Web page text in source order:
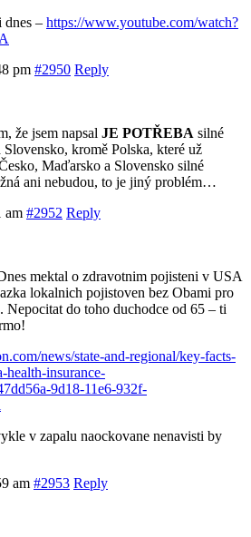
– https://www.youtube.com/watch?
pm #2950 Reply
že jsem napsal JE POTŘEBA silné
kromě Polska, které už
Maďarsko a Slovensko silné
ani nebudou, to je jiný problém…
am #2952 Reply
mektal o zdravotnim pojisteni v USA
lokalnich pojistoven bez Obami pro
do toho duchodce od 65 – ti
news/state-and-regional/key-facts-
health-insurance-
9d18-11e6-932f-
v zapalu naockovane nenavisti by
am #2953 Reply